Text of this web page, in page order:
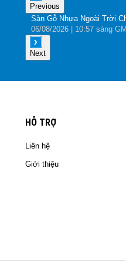
Previous
Sàn Gỗ Nhựa Ngoài Trời
06/08/2026 | 10:57 sáng
Next
HỖ TRỢ
Liên hệ
Giới thiệu